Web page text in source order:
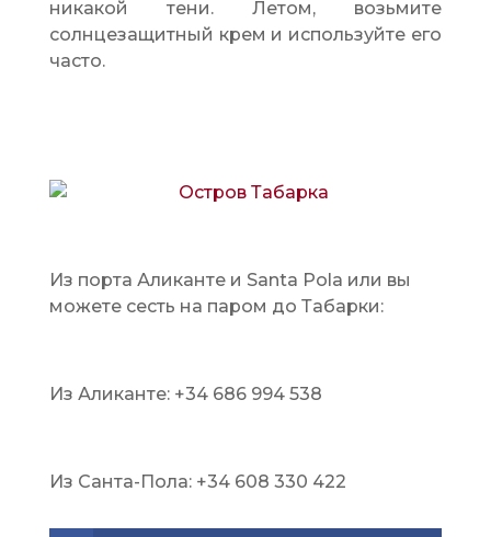
никакой тени. Летом, возьмите
солнцезащитный крем и используйте его
часто.
Из порта Аликанте и Santa Pola или вы
можете сесть на паром до Табарки:
Из Аликанте: +34 686 994 538
Из Санта-Пола: +34 608 330 422